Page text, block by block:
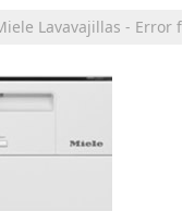
Lavavajillas - Error